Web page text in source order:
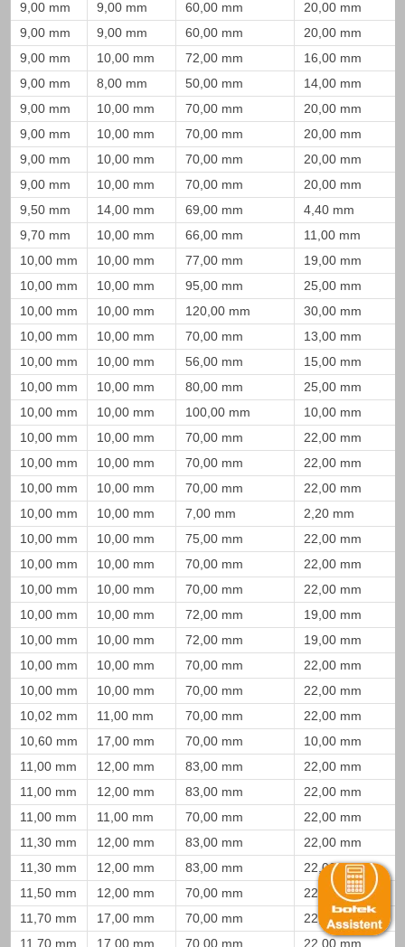
9,00 mm
9,00 mm 60,00 mm
20,00 mm
9,00 mm
9,00 mm 60,00 mm
20,00 mm
9,00 mm
10,00 mm 72,00 mm
16,00 mm
9,00 mm
8,00 mm 50,00 mm
14,00 mm
9,00 mm
10,00 mm 70,00 mm
20,00 mm
9,00 mm
10,00 mm 70,00 mm
20,00 mm
9,00 mm
10,00 mm 70,00 mm
20,00 mm
9,00 mm
10,00 mm 70,00 mm
20,00 mm
9,50 mm
14,00 mm 69,00 mm
4,40 mm
9,70 mm
10,00 mm 66,00 mm
11,00 mm
10,00 mm
10,00 mm 77,00 mm
19,00 mm
10,00 mm
10,00 mm 95,00 mm
25,00 mm
10,00 mm
10,00 mm 120,00 mm
30,00 mm
10,00 mm
10,00 mm 70,00 mm
13,00 mm
10,00 mm
10,00 mm 56,00 mm
15,00 mm
10,00 mm
10,00 mm 80,00 mm
25,00 mm
10,00 mm
10,00 mm 100,00 mm
10,00 mm
10,00 mm
10,00 mm 70,00 mm
22,00 mm
10,00 mm
10,00 mm 70,00 mm
22,00 mm
10,00 mm
10,00 mm 70,00 mm
22,00 mm
10,00 mm
10,00 mm 7,00 mm
2,20 mm
10,00 mm
10,00 mm 75,00 mm
22,00 mm
10,00 mm
10,00 mm 70,00 mm
22,00 mm
10,00 mm
10,00 mm 70,00 mm
22,00 mm
10,00 mm
10,00 mm 72,00 mm
19,00 mm
10,00 mm
10,00 mm 72,00 mm
19,00 mm
10,00 mm
10,00 mm 70,00 mm
22,00 mm
10,00 mm
10,00 mm 70,00 mm
22,00 mm
10,02 mm
11,00 mm 70,00 mm
22,00 mm
10,60 mm
17,00 mm 70,00 mm
10,00 mm
11,00 mm
12,00 mm 83,00 mm
22,00 mm
11,00 mm
12,00 mm 83,00 mm
22,00 mm
11,00 mm
11,00 mm 70,00 mm
22,00 mm
11,30 mm
12,00 mm 83,00 mm
22,00 mm
11,30 mm
12,00 mm 83,00 mm
22,00 mm
11,50 mm
12,00 mm 70,00 mm
22,00 mm
11,70 mm
17,00 mm 70,00 mm
22,00 mm
11,70 mm
17,00 mm 70,00 mm 22,00 mm